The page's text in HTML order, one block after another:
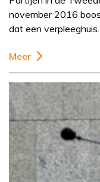
november 2016
dat een
Meer